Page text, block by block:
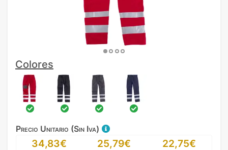
Colores
Precio Unitario (Sin Iva)
34,83€ 25,79€ 22,75€